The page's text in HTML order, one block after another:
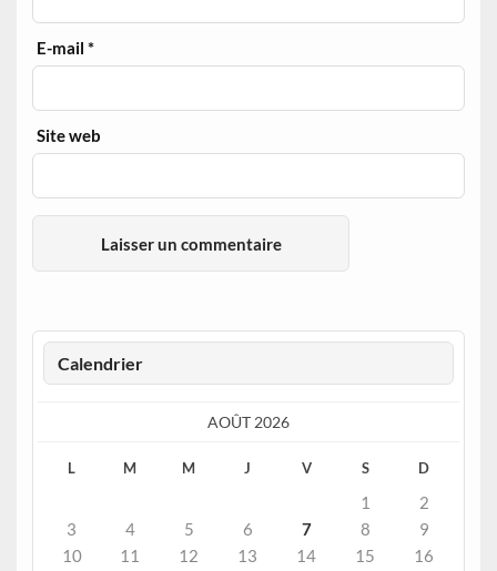
E-mail*
Site web
Calendrier
AOÛT 2026
L M M J V S D
1
2
3
4 5 6 7 8
9
10
11 12 13 14 15
16